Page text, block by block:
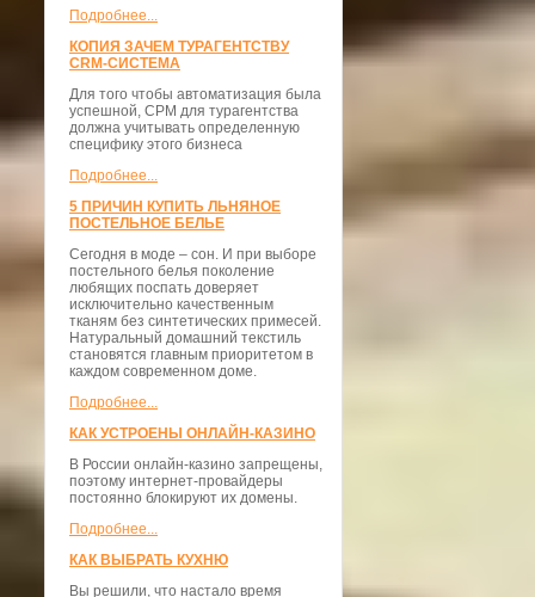
Подробнее...
КОПИЯ ЗАЧЕМ ТУРАГЕНТСТВУ
CRM-СИСТЕМА
Для того чтобы автоматизация была
успешной, СРМ для турагентства
должна учитывать определенную
специфику этого бизнеса
Подробнее...
5 ПРИЧИН КУПИТЬ ЛЬНЯНОЕ
ПОСТЕЛЬНОЕ БЕЛЬЕ
Сегодня в моде – сон. И при выборе
постельного белья поколение
любящих поспать доверяет
исключительно качественным
тканям без синтетических примесей.
Натуральный домашний текстиль
становятся главным приоритетом в
каждом современном доме.
Подробнее...
КАК УСТРОЕНЫ ОНЛАЙН-КАЗИНО
В России онлайн-казино запрещены,
поэтому интернет-провайдеры
постоянно блокируют их домены.
Подробнее...
КАК ВЫБРАТЬ КУХНЮ
Вы решили, что настало время